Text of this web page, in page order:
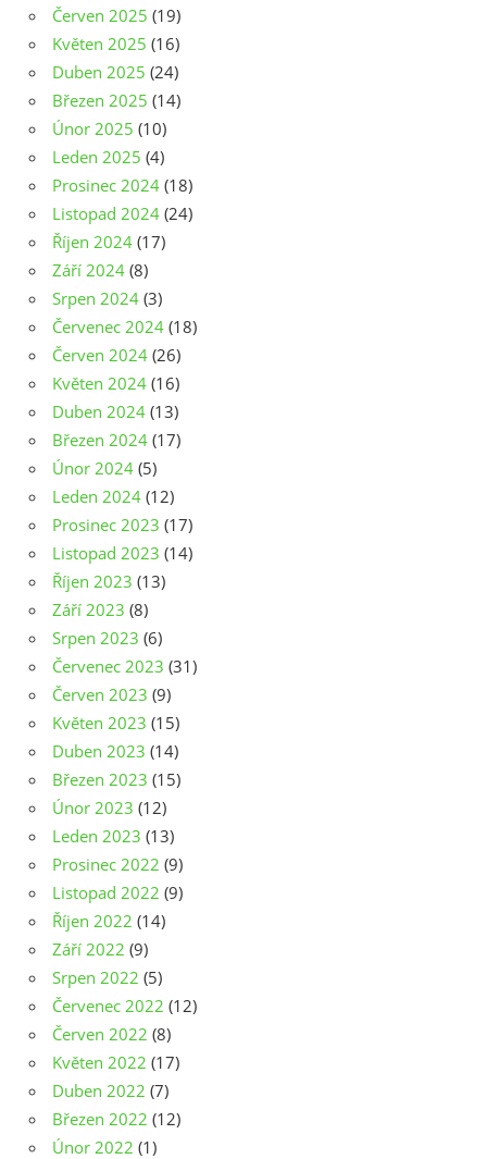
Červen 2025 (19)
Květen 2025 (16)
Duben 2025 (24)
Březen 2025 (14)
Únor 2025 (10)
Leden 2025 (4)
Prosinec 2024 (18)
Listopad 2024 (24)
Říjen 2024 (17)
Září 2024 (8)
Srpen 2024 (3)
Červenec 2024 (18)
Červen 2024 (26)
Květen 2024 (16)
Duben 2024 (13)
Březen 2024 (17)
Únor 2024 (5)
Leden 2024 (12)
Prosinec 2023 (17)
Listopad 2023 (14)
Říjen 2023 (13)
Září 2023 (8)
Srpen 2023 (6)
Červenec 2023 (31)
Červen 2023 (9)
Květen 2023 (15)
Duben 2023 (14)
Březen 2023 (15)
Únor 2023 (12)
Leden 2023 (13)
Prosinec 2022 (9)
Listopad 2022 (9)
Říjen 2022 (14)
Září 2022 (9)
Srpen 2022 (5)
Červenec 2022 (12)
Červen 2022 (8)
Květen 2022 (17)
Duben 2022 (7)
Březen 2022 (12)
Únor 2022 (1)